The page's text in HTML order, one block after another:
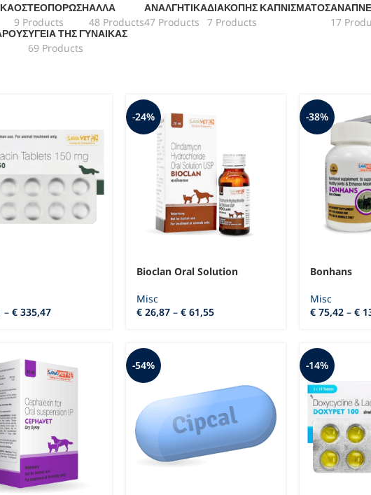
ΟΣΤΕΟΠΌΡΩΣΗ
9 Products
ΆΛΛΑ
48 Products
ΑΝΑΛΓΗΤΙΚΆ
47 Products
ΔΙΑΚΟΠΉΣ ΚΑΠΝΊΣΜΑΤΟΣ
7 Products 17
ΥΓΕΊΑ ΤΗΣ ΓΥΝΑΊΚΑΣ
69 Products
– € 335,47
-24%
Bioclan Oral Solution
Misc
€26,87 – €61,55
-38%
Bonhans
Misc
€ 75,42 – €
-54% -14%